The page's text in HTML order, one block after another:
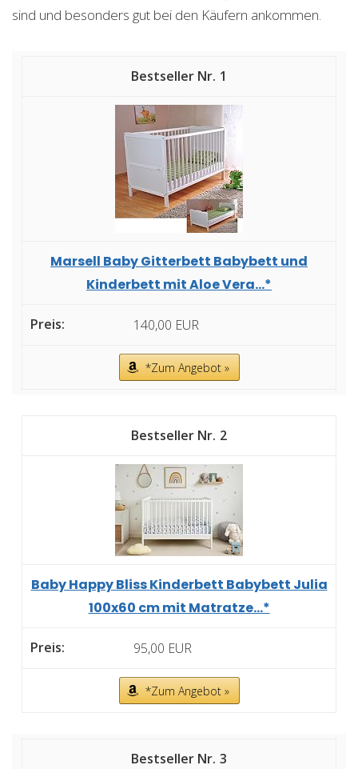
sind und besonders gut bei den Käufern ankommen.
1
Marsell Baby Gitterbett Babybett und
Kinderbett mit Aloe Vera...*
140,00 EUR
*Zum Angebot »
2
Baby Happy Bliss Kinderbett Babybett Julia
100x60 cm mit Matratze...*
95,00 EUR
*Zum Angebot »
3